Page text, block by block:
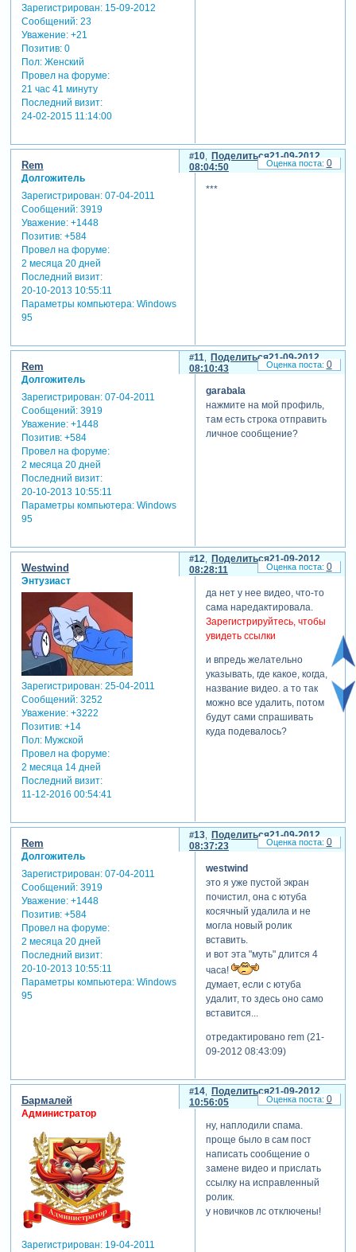
Зарегистрирован: 15-09-2012
Сообщений:23
Уважение: +21
Позитив: 0
Пол:Женский
Провел на форуме:
21 час 41 минуту
Последний визит:
24-02-2015 11:14:00
Поделиться
10
21-09-2012
08:04:50
Rem
Долгожитель
Зарегистрирован: 07-04-2011
Сообщений:3919
Уважение: +1448
Позитив: +584
Провел на форуме:
2 месяца 20 дней
Последний визит:
20-10-2013 10:55:11
Параметры компьютера:Windows
95
***
0
Поделиться
11
21-09-2012
08:10:43
Rem
Долгожитель
Зарегистрирован: 07-04-2011
Сообщений:3919
Уважение: +1448
Позитив: +584
Провел на форуме:
2 месяца 20 дней
Последний визит:
20-10-2013 10:55:11
Параметры компьютера:Windows
95
garabala
нажмите на мой профиль,
там есть строка отправить
личное сообщение?
0
Поделиться
12
21-09-2012
08:28:11
Westwind
Энтузиаст
Зарегистрирован: 25-04-2011
Сообщений:3252
Уважение: +3222
Позитив: +14
Пол:Мужской
Провел на форуме:
2 месяца 14 дней
Последний визит:
11-12-2016 00:54:41
да нет у нее видео, что-то
сама наредактировала.
Зарегистрируйтесь, чтобы
увидеть ссылки
и впредь желательно
указывать, где какое, когда,
название видео. а то так
можно все удалить, потом
будут сами спрашивать
куда подевалось?
0
Поделиться
13
21-09-2012
08:37:23
Rem
Долгожитель
Зарегистрирован: 07-04-2011
Сообщений:3919
Уважение: +1448
Позитив: +584
Провел на форуме:
2 месяца 20 дней
Последний визит:
20-10-2013 10:55:11
Параметры компьютера:Windows
95
westwind
это я уже пустой экран
почистил, она с ютуба
косячный удалила и не
могла новый ролик
вставить.
и вот эта "муть" длится 4
часа!
думает, если с ютуба
удалит, то здесь оно само
вставится...
отредактировано rem (21-
09-2012 08:43:09)
0
Поделиться
14
21-09-2012
10:56:05
Бармалей
Администратор
Зарегистрирован: 19-04-2011
ну, наплодили спама.
проще было в сам пост
написать сообщение о
замене видео и прислать
ссылку на исправленный
ролик.
у новичков лс отключены!
0